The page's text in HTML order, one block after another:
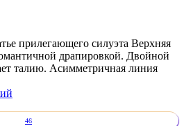
прилегающего силуэта Верхняя
драпировкой. Двойной
талию. Асимметричная линия
46